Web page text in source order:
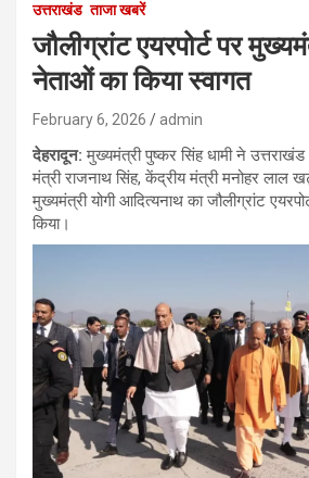
उत्तराखंड ताजा खबरें
जौलीग्रांट एयरपोर्ट पर
नेताओं का किया स्वागत
February 6, 2026 admin
देहरादून: मुख्यमंत्री पुष्कर सिंह धामी ने
मंत्री राजनाथ सिंह, केंद्रीय मंत्री मनोहर
मुख्यमंत्री योगी आदित्यनाथ का जौलीग्रांट
किया।